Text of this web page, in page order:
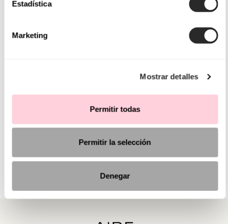
Estadística
Marketing
Mostrar detalles
Permitir todas
Permitir la selección
Denegar